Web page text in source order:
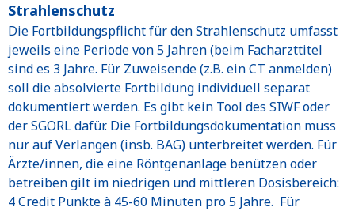
Strahlenschutz
Die Fortbildungspflicht für den Strahlenschutz umfasst
jeweils eine Periode von 5 Jahren (beim Facharzttitel
sind es 3 Jahre. Für Zuweisende (z.B. ein CT anmelden)
soll die absolvierte Fortbildung individuell separat
dokumentiert werden. Es gibt kein Tool des SIWF oder
der SGORL dafür. Die Fortbildungsdokumentation muss
nur auf Verlangen (insb. BAG) unterbreitet werden. Für
Ärzte/innen, die eine Röntgenanlage benützen oder
betreiben gilt im niedrigen und mittleren Dosisbereich:
4 Credit Punkte à 45-60 Minuten pro 5 Jahre. Für